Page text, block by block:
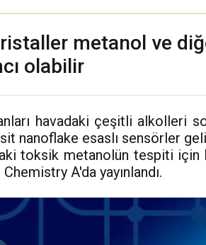
metanol ve
olabilir
havadaki çeşitli alkolleri
nanoflake esaslı sensörler
toksik metanolün tespiti için
A'da yayınlandı.